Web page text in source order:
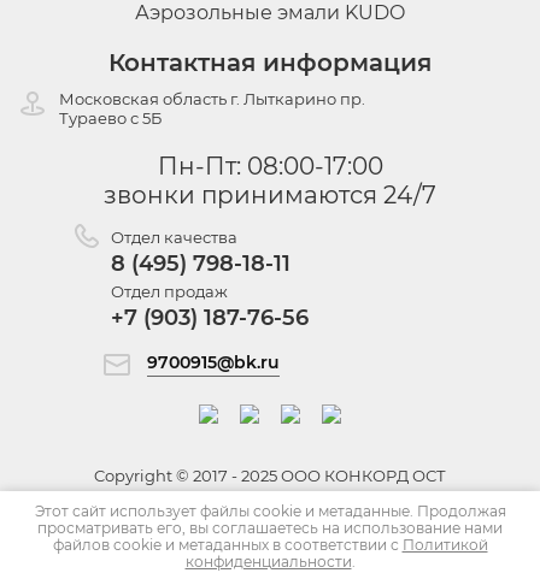
Аэрозольные эмали KUDO
Контактная информация
Московская область г. Лыткарино пр.
Тураево с 5Б
Пн-Пт: 08:00-17:00
звонки принимаются 24/7
Отдел качества
8 (495) 798-18-11
Отдел продаж
+7 (903) 187-76-56
9700915@bk.ru
Copyright © 2017 -2025ООО КОНКОРД ОСТ
Политика конфиденциальности
Этот сайт использует файлы cookie и метаданные. Продолжая
просматривать его, вы соглашаетесь на использование нами
файлов cookie и метаданных в соответствии с Политикой
конфиденциальности.